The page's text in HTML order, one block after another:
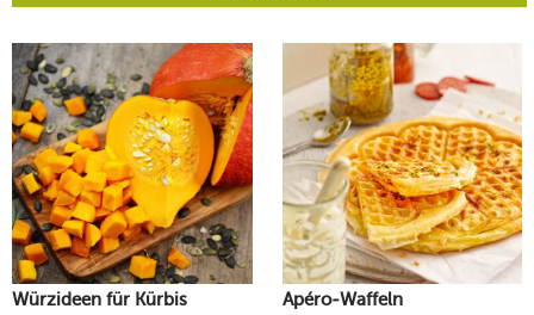
Würzideen für Kürbis
Apéro-Waffeln